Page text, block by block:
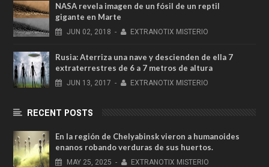
NASA revela imagen de un fósil de un reptil
gigante en Marte
JUN 02, 2018 - EXTRANOTIX MISTERIO
Rusia: Aterriza una nave y descienden de ella 7
extraterrestres de 6 a 7 metros de altura
JUN 13, 2017 - EXTRANOTIX MISTERIO
RECENT POSTS
En la región de Chelyabinsk vieron a humanoides
enanos robando verduras de sus huertos.
MAY 25, 2025 - EXTRANOTIX MISTERIO